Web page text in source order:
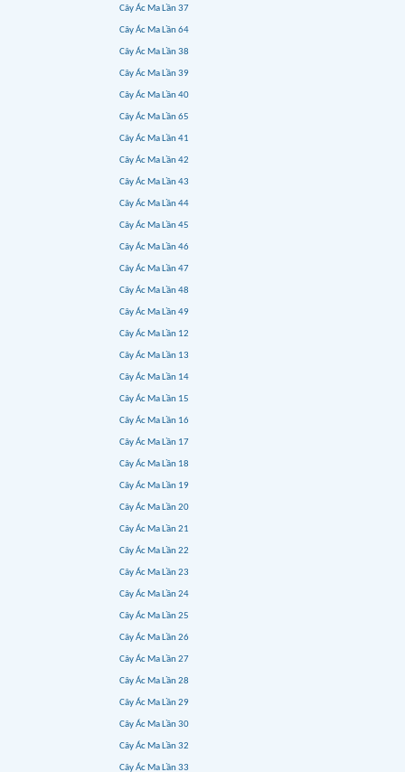
Cây Ác Ma Lần 37
Cây Ác Ma Lần 64
Cây Ác Ma Lần 38
Cây Ác Ma Lần 39
Cây Ác Ma Lần 40
Cây Ác Ma Lần 65
Cây Ác Ma Lần 41
Cây Ác Ma Lần 42
Cây Ác Ma Lần 43
Cây Ác Ma Lần 44
Cây Ác Ma Lần 45
Cây Ác Ma Lần 46
Cây Ác Ma Lần 47
Cây Ác Ma Lần 48
Cây Ác Ma Lần 49
Cây Ác Ma Lần 12
Cây Ác Ma Lần 13
Cây Ác Ma Lần 14
Cây Ác Ma Lần 15
Cây Ác Ma Lần 16
Cây Ác Ma Lần 17
Cây Ác Ma Lần 18
Cây Ác Ma Lần 19
Cây Ác Ma Lần 20
Cây Ác Ma Lần 21
Cây Ác Ma Lần 22
Cây Ác Ma Lần 23
Cây Ác Ma Lần 24
Cây Ác Ma Lần 25
Cây Ác Ma Lần 26
Cây Ác Ma Lần 27
Cây Ác Ma Lần 28
Cây Ác Ma Lần 29
Cây Ác Ma Lần 30
Cây Ác Ma Lần 32
Cây Ác Ma Lần 33